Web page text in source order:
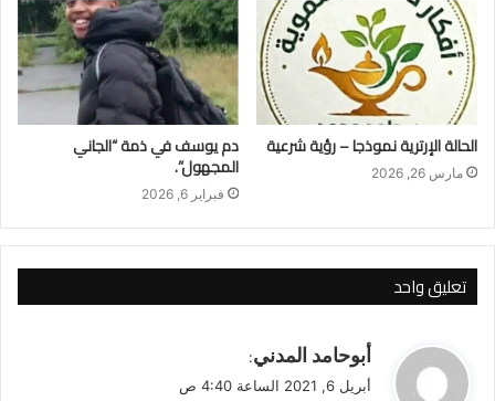
الحالة الإرترية نموذجا – رؤية شرعية
مارس 26, 2026
دم يوسف في ذمة “الجاني
المجهول”.
فبراير 6, 2026
تعليق واحد
ي
ق
أبوحامد المدني:
أبريل 6, 2021 الساعة 4:40 ص